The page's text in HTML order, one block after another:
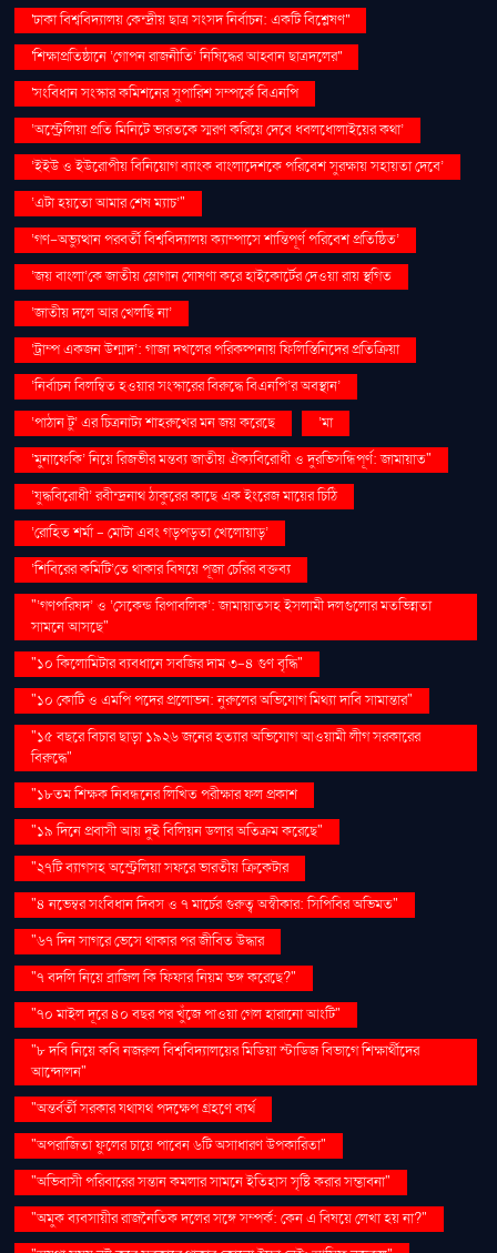
'ঢাকা বিশ্ববিদ্যালয় কেন্দ্রীয় ছাত্র সংসদ নির্বাচন: একটি বিশ্লেষণ''
'শিক্ষাপ্রতিষ্ঠানে ‘গোপন রাজনীতি’ নিষিদ্ধের আহ্বান ছাত্রদলের''
'সংবিধান সংস্কার কমিশনের সুপারিশ সম্পর্কে বিএনপি
‘অস্ট্রেলিয়া প্রতি মিনিটে ভারতকে স্মরণ করিয়ে দেবে ধবলধোলাইয়ের কথা’
‘ইইউ ও ইউরোপীয় বিনিয়োগ ব্যাংক বাংলাদেশকে পরিবেশ সুরক্ষায় সহায়তা দেবে’
‘এটা হয়তো আমার শেষ ম্যাচ’"
‘গণ–অভ্যুত্থান পরবর্তী বিশ্ববিদ্যালয় ক্যাম্পাসে শান্তিপূর্ণ পরিবেশ প্রতিষ্ঠিত’
‘জয় বাংলা’কে জাতীয় স্লোগান ঘোষণা করে হাইকোর্টের দেওয়া রায় স্থগিত
‘জাতীয় দলে আর খেলছি না’
‘ট্রাম্প একজন উন্মাদ’: গাজা দখলের পরিকল্পনায় ফিলিস্তিনিদের প্রতিক্রিয়া
‘নির্বাচন বিলম্বিত হওয়ার সংস্কারের বিরুদ্ধে বিএনপি’র অবস্থান’
‘পাঠান টু’ এর চিত্রনাট্য শাহরুখের মন জয় করেছে
‘মা
‘মুনাফেকি’ নিয়ে রিজভীর মন্তব্য জাতীয় ঐক্যবিরোধী ও দুরভিসন্ধিপূর্ণ: জামায়াত"
‘যুদ্ধবিরোধী’ রবীন্দ্রনাথ ঠাকুরের কাছে এক ইংরেজ মায়ের চিঠি
‘রোহিত শর্মা - মোটা এবং গড়পড়তা খেলোয়াড়’
‘শিবিরের কমিটি’তে থাকার বিষয়ে পূজা চেরির বক্তব্য
"‘গণপরিষদ’ ও ‘সেকেন্ড রিপাবলিক’: জামায়াতসহ ইসলামী দলগুলোর মতভিন্নতা
সামনে আসছে"
"১০ কিলোমিটার ব্যবধানে সবজির দাম ৩-৪ গুণ বৃদ্ধি"
"১০ কোটি ও এমপি পদের প্রলোভন: নুরুলের অভিযোগ মিথ্যা দাবি সামান্তার"
"১৫ বছরে বিচার ছাড়া ১৯২৬ জনের হত্যার অভিযোগ আওয়ামী লীগ সরকারের
বিরুদ্ধে"
"১৮তম শিক্ষক নিবন্ধনের লিখিত পরীক্ষার ফল প্রকাশ
"১৯ দিনে প্রবাসী আয় দুই বিলিয়ন ডলার অতিক্রম করেছে"
"২৭টি ব্যাগসহ অস্ট্রেলিয়া সফরে ভারতীয় ক্রিকেটার
"৪ নভেম্বর সংবিধান দিবস ও ৭ মার্চের গুরুত্ব অস্বীকার: সিপিবির অভিমত"
"৬৭ দিন সাগরে ভেসে থাকার পর জীবিত উদ্ধার
"৭ বদলি নিয়ে ব্রাজিল কি ফিফার নিয়ম ভঙ্গ করেছে?"
"৭০ মাইল দূরে ৪০ বছর পর খুঁজে পাওয়া গেল হারানো আংটি"
"৮ দবি নিয়ে কবি নজরুল বিশ্ববিদ্যালয়ের মিডিয়া স্টাডিজ বিভাগে শিক্ষার্থীদের
আন্দোলন"
"অন্তর্বর্তী সরকার যথাযথ পদক্ষেপ গ্রহণে ব্যর্থ
"অপরাজিতা ফুলের চায়ে পাবেন ৬টি অসাধারণ উপকারিতা"
"অভিবাসী পরিবারের সন্তান কমলার সামনে ইতিহাস সৃষ্টি করার সম্ভাবনা"
"অমুক ব্যবসায়ীর রাজনৈতিক দলের সঙ্গে সম্পর্ক: কেন এ বিষয়ে লেখা হয় না?"